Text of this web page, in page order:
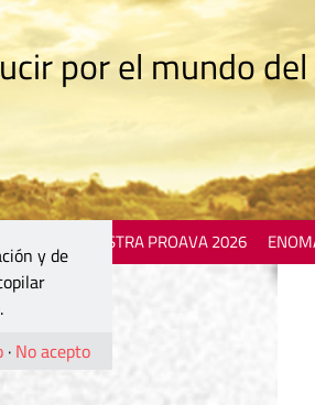
por el mundo
MOSTRA PROAVA 2026
y de
· No acepto